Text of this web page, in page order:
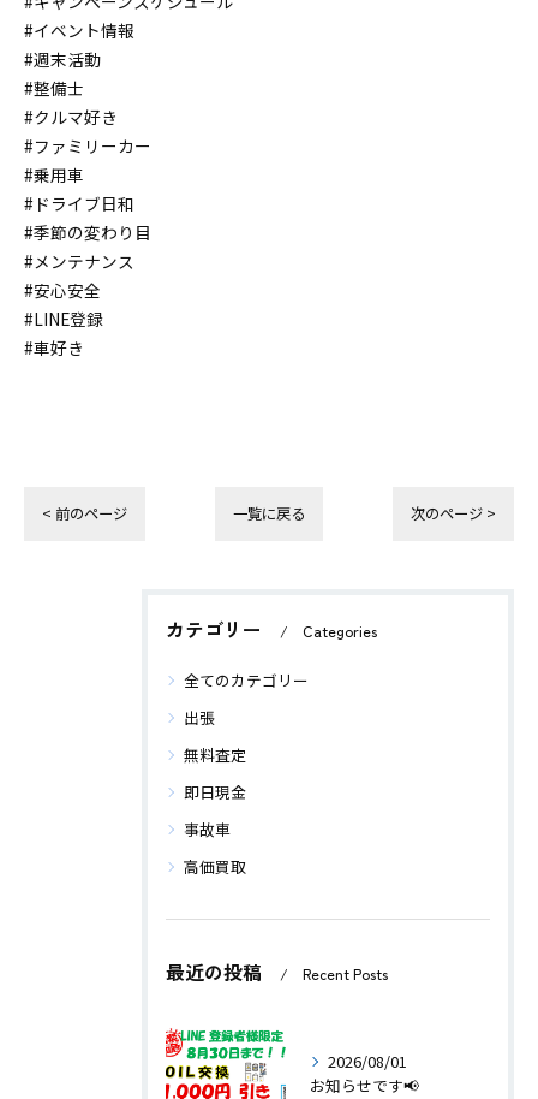
#イベント情報
#週末活動
#整備士
#クルマ好き
#ファミリーカー
#乗用車
#ドライブ日和
#季節の変わり目
#メンテナンス
#安心安全
#LINE登録
#車好き
< 前のページ 一覧に戻る 次のページ >
カテゴリー Categories
全てのカテゴリー
出張
無料査定
即日現金
事故車
高価買取
最近の投稿 Recent Posts
2026/08/01
お知らせです📢